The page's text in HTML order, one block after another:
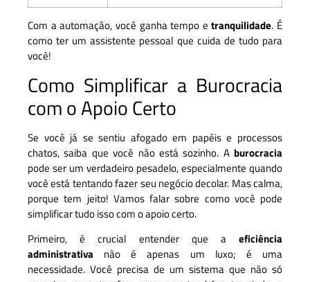
Com a automação, você ganha tempo etranquilidade. É
como ter um assistente pessoal que cuida de tudo para
você!
Como Simplificar a Burocracia
com o Apoio Certo
Se você já se sentiu afogado em papéis e processos
chatos, saiba que você não está sozinho. A burocracia
pode ser um verdadeiro pesadelo, especialmente quando
você está tentando fazer seu negócio decolar. Mas calma,
porque tem jeito! Vamos falar sobre como você pode
simplificar tudo isso com o apoio certo.
Primeiro, é crucial entender que a eficiência
administrativa não é apenas um luxo; é uma
necessidade. Você precisa de um sistema que não só